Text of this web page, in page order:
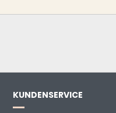
KUNDENSERVICE